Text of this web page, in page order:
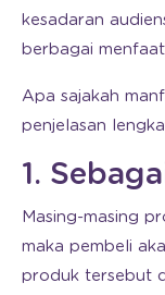
kesadaran
berbagai
Apa sajakah
penjelasan
1.
Masing-masing
maka pembeli
produk tersebut